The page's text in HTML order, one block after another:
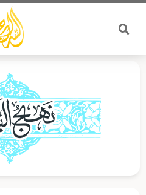
تخطي
المحتوى